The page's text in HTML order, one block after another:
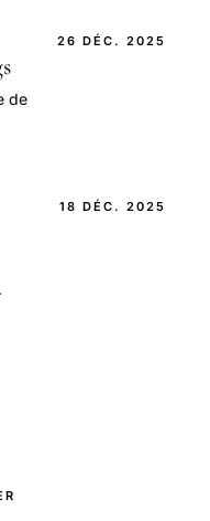
de
26 DÉC. 2025
18 DÉC. 2025